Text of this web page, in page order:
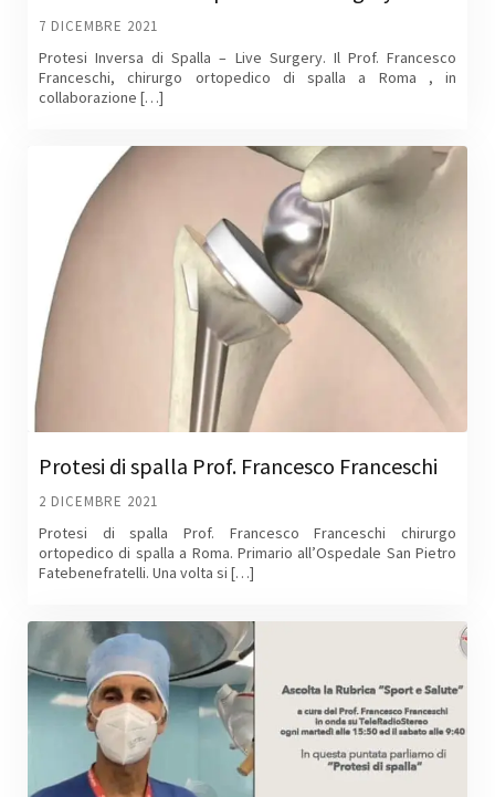
7 DICEMBRE 2021
Protesi Inversa di Spalla – Live Surgery. Il Prof. Francesco
Franceschi, chirurgo ortopedico di spalla a Roma , in
collaborazione […]
Protesi di spalla Prof. Francesco Franceschi
2 DICEMBRE 2021
Protesi di spalla Prof. Francesco Franceschi chirurgo
ortopedico di spalla a Roma. Primario all’Ospedale San Pietro
Fatebenefratelli. Una volta si […]